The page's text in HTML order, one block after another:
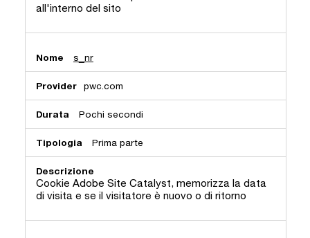
all'interno del sito
s_nr
pwc.com
Pochi secondi
Prima parte
Cookie Adobe Site Catalyst, memorizza la data
di visita e se il visitatore è nuovo o di ritorno